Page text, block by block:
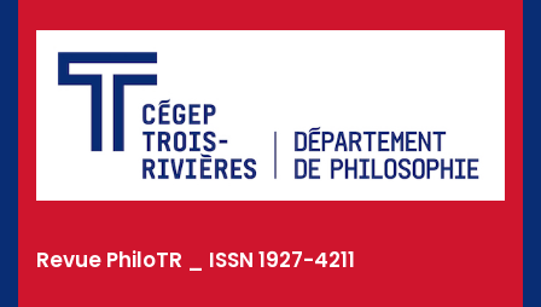
Revue PhiloTR _ ISSN 1927-4211